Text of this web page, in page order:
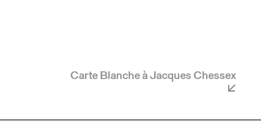
Carte Blanche à Jacques Chessex